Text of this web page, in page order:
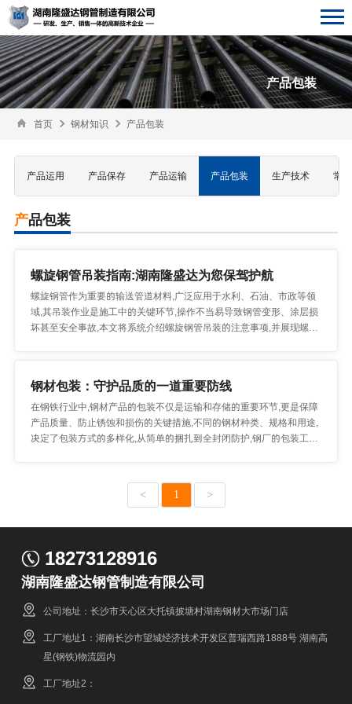
产品包装
首页 钢材知识 产品包装
产品运用 产品保存 产品运输 产品包装 生产技术 常
产品包装
螺旋钢管吊装指南:湖南隆盛达为您保驾护航
螺旋钢管作为重要的输送管道材料,广泛应用于水利、石油、市政等领
域,其吊装作业是施工中的关键环节,操作不当易导致钢管变形、涂层损
坏甚至安全事故,本文将系统介绍螺旋钢管吊装的注意事项,并展现螺旋
钢材包装：守护品质的一道重要防线
在钢铁行业中,钢材产品的包装不仅是运输和存储的重要环节,更是保障
产品质量、防止锈蚀和损伤的关键措施,不同的钢材种类、规格和用途,
决定了包装方式的多样化,从简单的捆扎到全封闭防护,钢厂的包装工艺
< 1 >
18273128916
湖南隆盛达钢管制造有限公司
公司地址：长沙市天心区大托镇披塘村湖南钢材大市场门店
工厂地址1：湖南长沙市望城经济技术开发区普瑞西路1888号 湖南高
星(钢铁)物流园内
工厂地址2：